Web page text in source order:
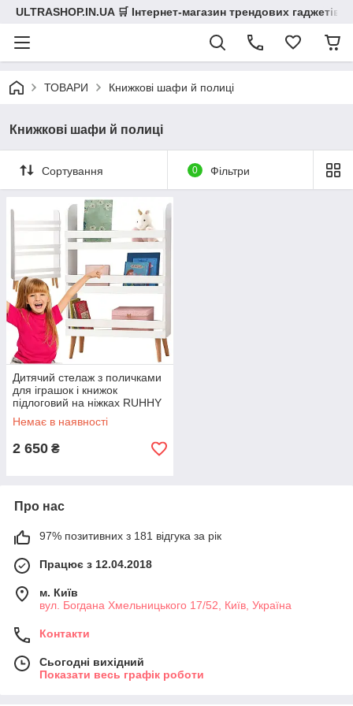
ULTRASHOP.IN.UA 🛒 Інтернет-магазин трендових гаджетів
ТОВАРИ Книжкові шафи й полиці
Книжкові шафи й полиці
Сортування 0 Фільтри
Дитячий стелаж з поличками
для іграшок і книжок
підлоговий на ніжках RUHHY
3 полиці 95 см Білий
Немає в наявності
2 650 ₴
Про нас
97% позитивних з 181 відгука за рік
Працює з 12.04.2018
м. Київ
вул. Богдана Хмельницького 17/52, Київ, Україна
Контакти
Сьогодні вихідний
Показати весь графік роботи